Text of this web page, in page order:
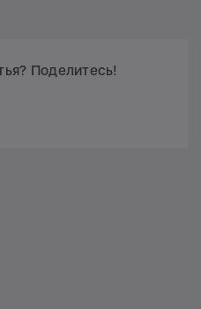
Поделитесь!